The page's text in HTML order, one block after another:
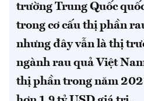
trường Trung Quốc
trong cơ cấu thị phần
nhưng đây vẫn là thị
ngành rau quả Việt
thị phần trong năm